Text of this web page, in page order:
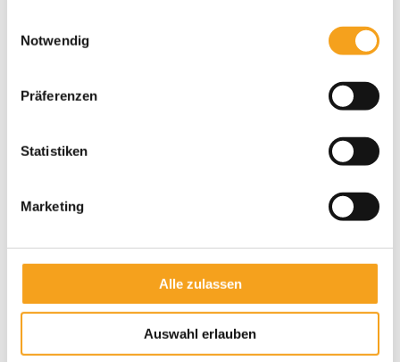
Notwendig
Präferenzen
Statistiken
Marketing
Alle zulassen
Auswahl erlauben
Halbgeschlossene Gelenkarm-Markise Terrea H60